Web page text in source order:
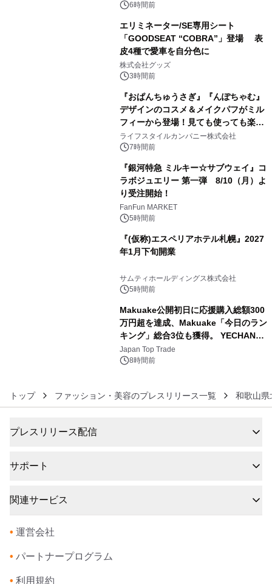
6時間前
エリミネーター/SE専用シート
「GOODSEAT “COBRA”」登場 表
皮4種で愛車を自分色に
株式会社グッズ
3時間前
『おぱんちゅうさぎ』『んぽちゃむ』
デザインのコスメ＆メイクパフがミル
フィーから登場！見ても使っても楽し
い、ポップでキュートなコレクショ
ン。
ライフスタイルカンパニー株式会社
7時間前
『銀河特急 ミルキー☆サブウェイ』コ
ラボジュエリー 第一弾 8/10（月）よ
り受注開始！
FanFun MARKET
5時間前
『(仮称)エスペリアホテル札幌』2027
年1月下旬開業
サムティホールディングス株式会社
5時間前
Makuake公開初日に応援購入総額300
万円超を達成、Makuake「今日のラン
キング」総合3位も獲得。 YECHAN音
浴シンギングボウル第2弾の大型サイ
ズ（XL・2XL・3XL）を先行販売中
Japan Top Trade
8時間前
トップ ファッション・美容のプレスリリース一覧 和歌山県
プレスリリース配信
サポート
関連サービス
• 運営会社
• パートナープログラム
• 利用規約